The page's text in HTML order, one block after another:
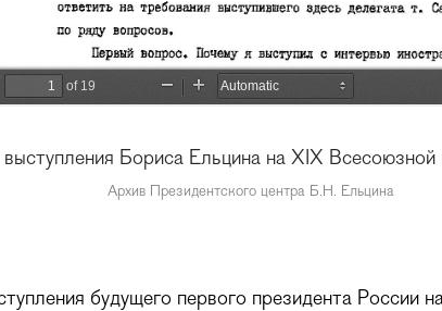
Бориса Ельцина на XIX
Архив Президентского центра Б.Н. Ельцина
будущего первого президента России